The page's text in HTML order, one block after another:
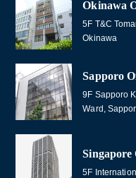
Okinawa
5F T&C
Okinawa
Sapporo
9F Sapporo
Ward,
Singapore
5F